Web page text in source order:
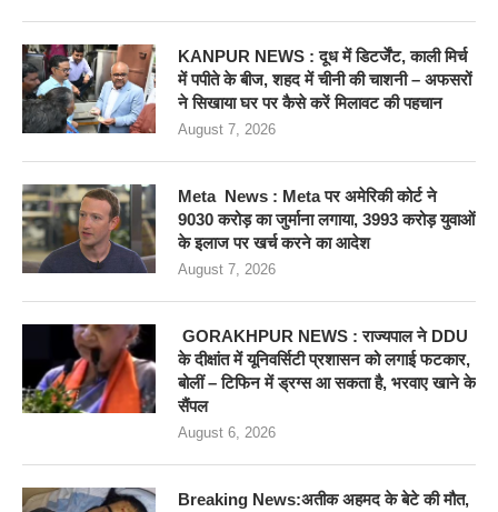
KANPUR NEWS : दूध में डिटर्जेंट, काली मिर्च
में पपीते के बीज, शहद में चीनी की चाशनी – अफसरों
ने सिखाया घर पर कैसे करें मिलावट की पहचान
August 7, 2026
Meta News : Meta पर अमेरिकी कोर्ट ने
9030 करोड़ का जुर्माना लगाया, 3993 करोड़ युवाओं
के इलाज पर खर्च करने का आदेश
August 7, 2026
GORAKHPUR NEWS : राज्यपाल ने DDU
के दीक्षांत में यूनिवर्सिटी प्रशासन को लगाई फटकार,
बोलीं – टिफिन में ड्रग्स आ सकता है, भरवाए खाने के
सैंपल
August 6, 2026
Breaking News:अतीक अहमद के बेटे की मौत,